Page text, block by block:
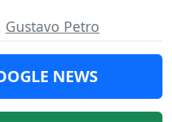
Gustavo Petro
NEWS